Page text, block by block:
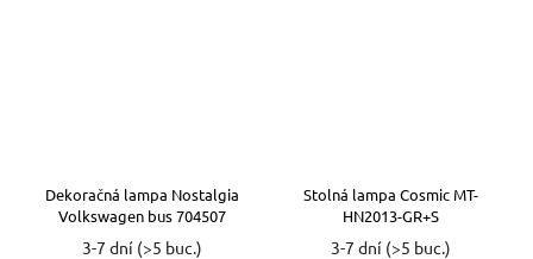
Dekoračná lampa Nostalgia
Volkswagen bus 704507
3-7 dní (>5 buc.)
Stolná lampa Cosmic MT-
HN2013-GR+S
3-7 dní (>5 buc.)